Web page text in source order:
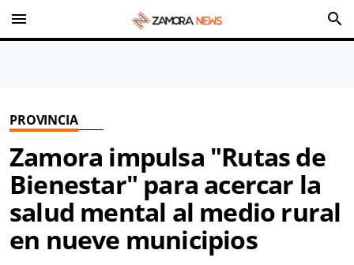
menu search
PROVINCIA
Zamora impulsa "Rutas de
Bienestar" para acercar la
salud mental al medio rural
en nueve municipios